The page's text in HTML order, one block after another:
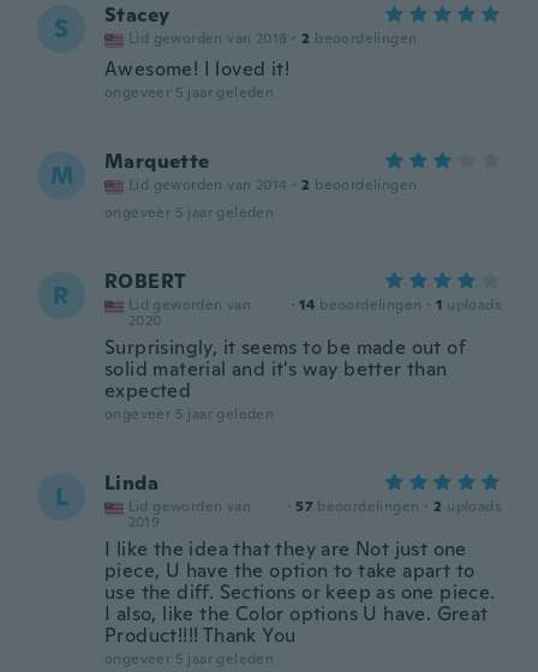
S Stacey
Lid geworden van 2018 · 2 beoordelingen
Awesome! I loved it!
ongeveer 5 jaar geleden
M Marquette
Lid geworden van 2014 · 2 beoordelingen
ongeveer 5 jaar geleden
R ROBERT
Lid geworden van
2020
· 14 beoordelingen · 1 uploads
Surprisingly, it seems to be made out of
solid material and it's way better than
expected
ongeveer 5 jaar geleden
L Linda
Lid geworden van
2019
· 57 beoordelingen · 2 uploads
I like the idea that they are Not just one
piece, U have the option to take apart to
use the diff. Sections or keep as one piece.
I also, like the Color options U have. Great
Product!!!! Thank You
ongeveer 5 jaar geleden